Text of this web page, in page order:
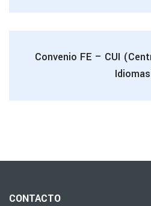
Convenio FE – CUI
CONTACTO